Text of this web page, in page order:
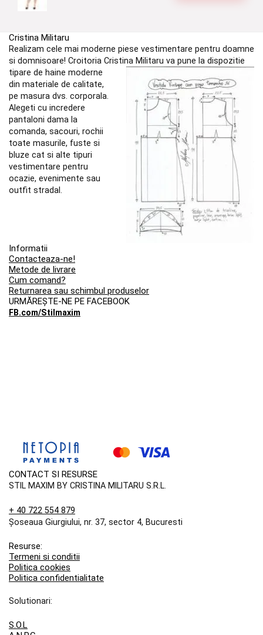
Cristina Militaru
Realizam cele mai moderne piese vestimentare pentru doamne
si domnisoare! Croitoria Cristina Militaru va pune la dispozitie
tipare de haine moderne
din materiale de calitate,
pe masura dvs. corporala.
Alegeti cu incredere
pantaloni dama la
comanda, sacouri, rochii
toate masurile, fuste si
bluze cat si alte tipuri
vestimentare pentru
ocazie, evenimente sau
outfit stradal.
Informatii
Contacteaza-ne!
Metode de livrare
Cum comand?
Returnarea sau schimbul produselor
URMĂREȘTE-NE PE FACEBOOK
FB.com/Stilmaxim
CONTACT SI RESURSE
STIL MAXIM BY CRISTINA MILITARU S.R.L.
+ 40 722 554 879
Șoseaua Giurgiului, nr. 37, sector 4, Bucuresti
Resurse:
Termeni si conditii
Politica cookies
Politica confidentialitate
Solutionari:
S.O.L